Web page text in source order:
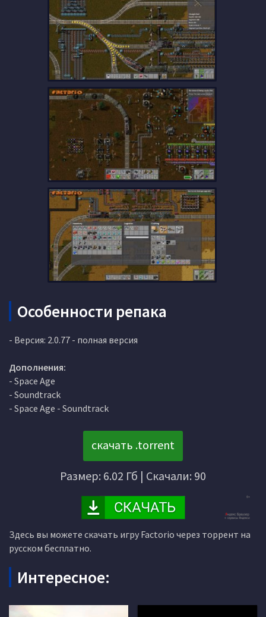
Особенности репака
- Версия: 2.0.77 - полная версия
Дополнения:
- Space Age
- Soundtrack
- Space Age - Soundtrack
скачать .torrent
Размер: 6.02 Гб | Скачали: 90
Здесь вы можете скачать игру Factorio через торрент на
русском бесплатно.
Интересное: